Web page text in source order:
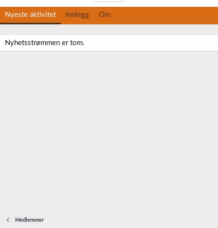
Nyeste aktivitet Innlegg Om
Nyhetsstrømmen er tom.
Medlemmer